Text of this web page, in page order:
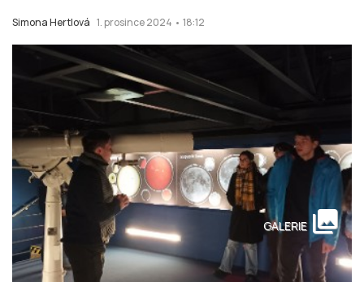
Simona Hertlová 1. prosince 2024 • 18:12
GALERIE collections